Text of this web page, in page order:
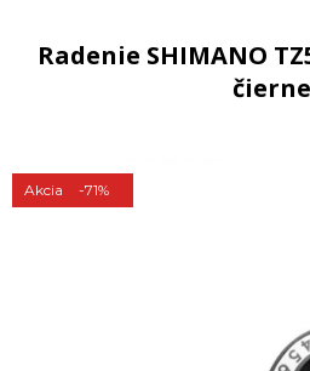
Radenie SHIMANO
čierne
Akcia -71%